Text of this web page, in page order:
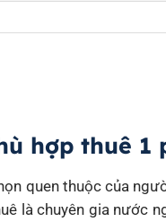
hợp thuê 1
quen thuộc của
là chuyên gia nước